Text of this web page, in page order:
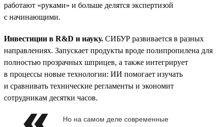
работают «руками» и больше делятся экспертизой
с начинающими.
Инвестиции в R&D и науку. СИБУР развивается в разных
направлениях. Запускает продукты вроде полипропилена для
полностью прозрачных шприцев, а также интегрирует
в процессы новые технологии: ИИ помогает изучать
и сравнивать технические регламенты и экономит
сотрудникам десятки часов.
Но на самом деле современные